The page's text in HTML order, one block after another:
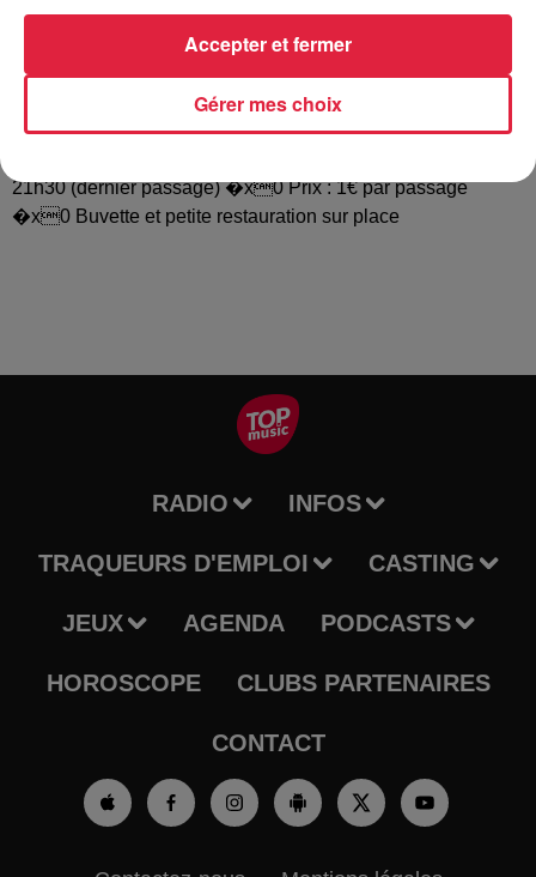
jamais hantent ces lieux. Nul doute qu’elles vous donneront
une bonne dose de sueurs froides. Si la peur vous
envahit….fuyez… mais retrouver son chemin dans ce
labyrinthe sera une tâche difficile. Informations pratiques :
�x0 Lieu : derrière la salle polyvalente de Widensolen
21h30 (dernier passage) �x0 Prix : 1€ par passage
�x0 Buvette et petite restauration sur place
RADIO INFOS
TRAQUEURS D'EMPLOI CASTING
JEUX AGENDA PODCASTS
HOROSCOPE CLUBS PARTENAIRES
CONTACT
Gérer mes choix
Accepter et fermer